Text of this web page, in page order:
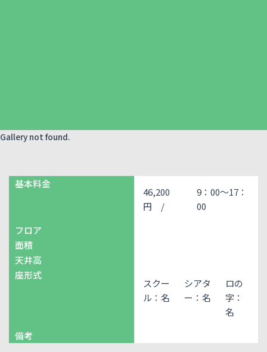
Gallery not found.
基本料金
46,200
円 /
9：00～17：
00
フロア
面積
天井高
座形式
スクー
ル：名
シアタ
ー：名
ロの
字：
名
備考